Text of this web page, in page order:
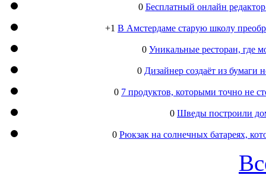
0 Бесплатный онлайн
+1 В Амстердаме старую школу
0 Уникальные ресторан, где
0 Дизайнер создаёт из
0 7 продуктов, которыми точно не
0 Шведы построили
0 Рюкзак на солнечных батареях,